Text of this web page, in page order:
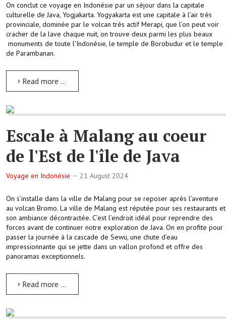
On conclut ce voyage en Indonésie par un séjour dans la capitale
culturelle de Java, Yogjakarta. Yogyakarta est une capitale à l’air très
provinciale, dominée par le volcan très actif Merapi, que l’on peut voir
cracher de la lave chaque nuit, on trouve deux parmi les plus beaux
monuments de toute l’Indonésie, le temple de Borobudur et le temple
de Parambanan.
Read more …
Escale à Malang au coeur
de l'Est de l'île de Java
Voyage en Indonésie 21 August 2024
On s’installe dans la ville de Malang pour se reposer après l’aventure
au volcan Bromo. La ville de Malang est réputée pour ses restaurants et
son ambiance décontractée. C’est l’endroit idéal pour reprendre des
forces avant de continuer notre exploration de Java. On en profite pour
passer la journée à la cascade de Sewu, une chute d’eau
impressionnante qui se jette dans un vallon profond et offre des
panoramas exceptionnels.
Read more …